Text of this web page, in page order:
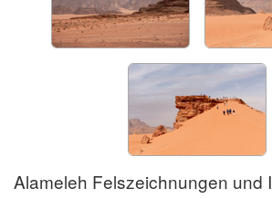
Alameleh Felszeichnungen und